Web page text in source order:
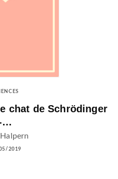
chat de Schrödinger
…
2019